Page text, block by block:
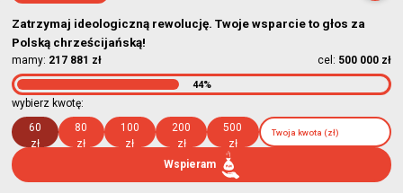
Zatrzymaj ideologiczną rewolucję. Twoje wsparcie to głos za
Polską chrześcijańską!
mamy: 217 881 zł cel: 500 000 zł
44%
wybierz kwotę:
60
zł
80
zł
100
zł
200
zł
500
zł
Wspieram